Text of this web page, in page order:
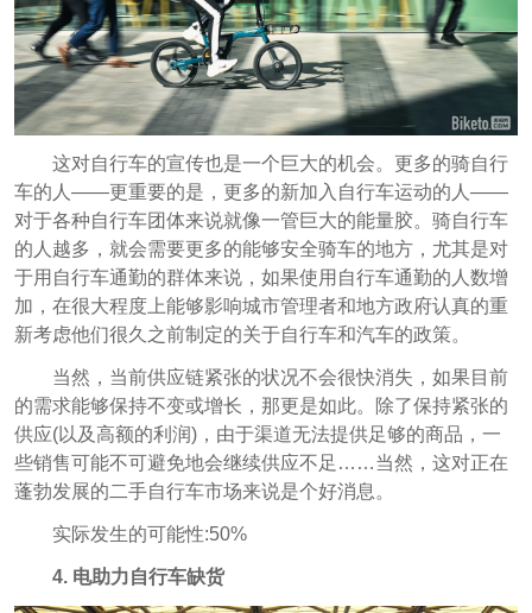
这对自行车的宣传也是一个巨大的机会。更多的骑自行
车的人——更重要的是，更多的新加入自行车运动的人——
对于各种自行车团体来说就像一管巨大的能量胶。骑自行车
的人越多，就会需要更多的能够安全骑车的地方，尤其是对
于用自行车通勤的群体来说，如果使用自行车通勤的人数增
加，在很大程度上能够影响城市管理者和地方政府认真的重
新考虑他们很久之前制定的关于自行车和汽车的政策。
当然，当前供应链紧张的状况不会很快消失，如果目前
的需求能够保持不变或增长，那更是如此。除了保持紧张的
供应(以及高额的利润)，由于渠道无法提供足够的商品，一
些销售可能不可避免地会继续供应不足……当然，这对正在
蓬勃发展的二手自行车市场来说是个好消息。
实际发生的可能性:50%
4. 电助力自行车缺货